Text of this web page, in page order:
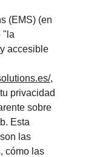
(EMS) (en
"la
accesible
,
privacidad
sobre
Esta
las
cómo las